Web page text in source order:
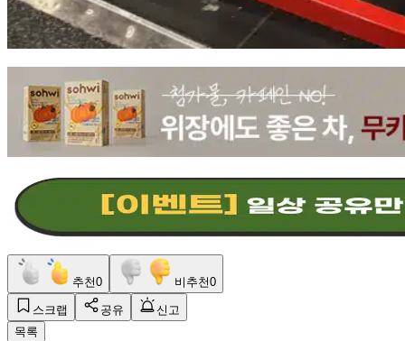
추천0 비추천0
스크랩 공유
신고
목록